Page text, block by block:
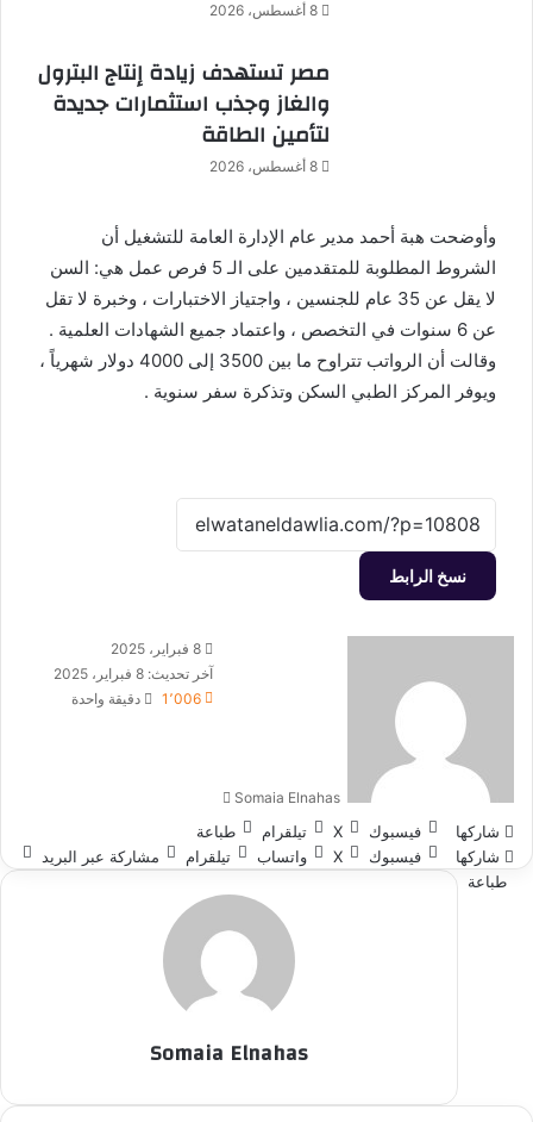
8 أغسطس، 2026
مصر تستهدف زيادة إنتاج البترول
والغاز وجذب استثمارات جديدة
لتأمين الطاقة
8 أغسطس، 2026
وأوضحت هبة أحمد مدير عام الإدارة العامة للتشغيل أن
الشروط المطلوبة للمتقدمين على الـ 5 فرص عمل هي: السن
لا يقل عن 35 عام للجنسين ، واجتياز الاختبارات ، وخبرة لا تقل
عن 6 سنوات في التخصص ، واعتماد جميع الشهادات العلمية .
وقالت أن الرواتب تتراوح ما بين 3500 إلى 4000 دولار شهرياً ،
ويوفر المركز الطبي السكن وتذكرة سفر سنوية .
نسخ الرابط
Somaia Elnahas
أرسل
بريدا
إلكترونيا
8 فبراير، 2025
آخر تحديث: 8 فبراير، 2025
1٬006
دقيقة واحدة
شاركها فيسبوك ‫X تيلقرام
طباعة
شاركها
فيسبوك ‫X واتساب تيلقرام
مشاركة عبر البريد
طباعة
Somaia Elnahas